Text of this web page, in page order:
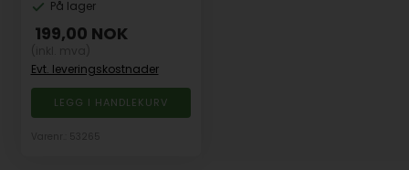
På lager
199,00 NOK
Evt. leveringskostnader